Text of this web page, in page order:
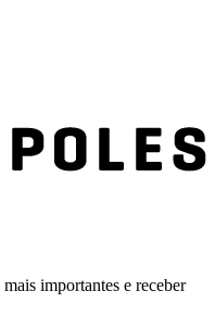
importantes e receber